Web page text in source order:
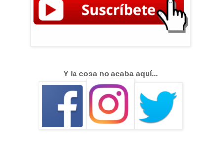
Y la cosa no acaba aquí...